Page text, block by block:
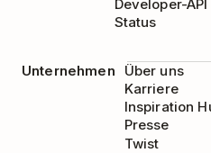
Developer-API
Status
Unternehmen
Über uns
Karriere
Inspiration
Presse
Twist